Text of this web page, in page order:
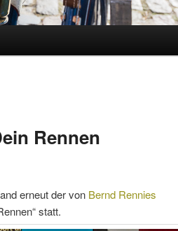
Rennen
erneut der von Bernd Rennies
statt.